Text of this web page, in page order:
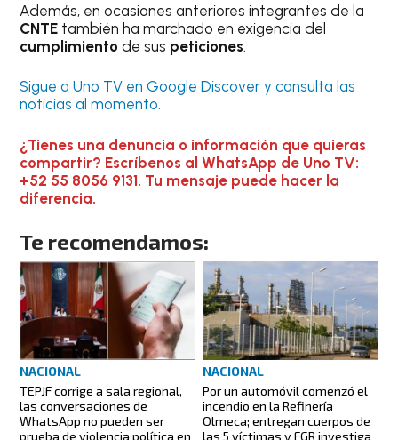
Además, en ocasiones anteriores integrantes de la
CNTE también ha marchado en exigencia del
cumplimientode sus peticiones.
Sigue a Uno TV en Google Discover y consulta las
noticias al momento.
¿Tienes una denuncia o información que quieras
compartir? Escríbenos al WhatsApp de Uno TV:
+52 55 8056 9131. Tu mensaje puede hacer la
diferencia.
Te recomendamos:
NACIONAL
TEPJF corrige a sala regional,
las conversaciones de
WhatsApp no pueden ser
prueba de violencia política en
NACIONAL
Por un automóvil comenzó el
incendio en la Refinería
Olmeca; entregan cuerpos de
las 5 víctimas y FGR investiga